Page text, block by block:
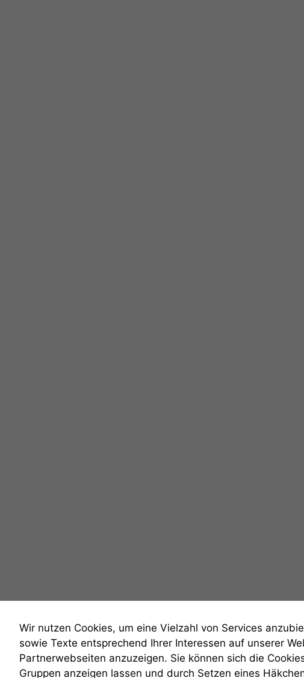
anmelden
Wir nutzen Cookies, um eine Vielzahl von Services
sowie Texte entsprechend Ihrer Interessen auf unserer
Partnerwebseiten anzuzeigen. Sie können sich die
Gruppen anzeigen lassen und durch Setzen eines